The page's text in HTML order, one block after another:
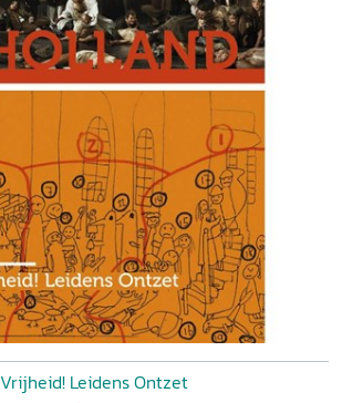
Vrijheid! Leidens Ontzet